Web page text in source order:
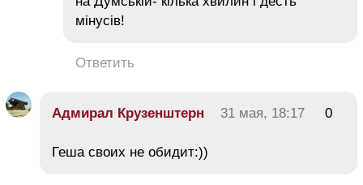
мінусів!
Ответить
Адмирал Крузенштерн 31 мая, 18:17 0
Геша своих не обидит:))